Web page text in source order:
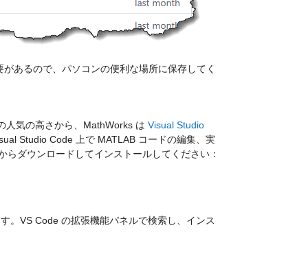
あるので、パソコンの便利な場所に保存してく
人気の高さから、MathWorks は Visual Studio
Studio Code 上で MATLAB コードの編集、実
ダウンロードしてインストールしてください：
。VS Code の拡張機能パネルで検索し、インス